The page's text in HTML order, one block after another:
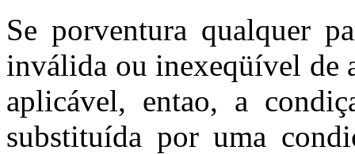
Se porventura qualquer
inválida ou inexeqüível de
aplicável, entao, a
substituída por uma